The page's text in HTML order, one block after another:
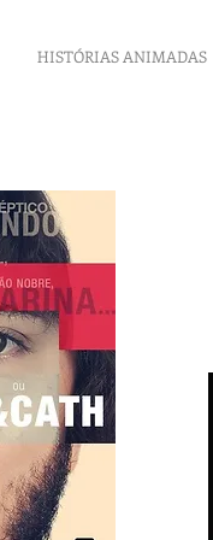
HISTÓRIAS ANIMADAS